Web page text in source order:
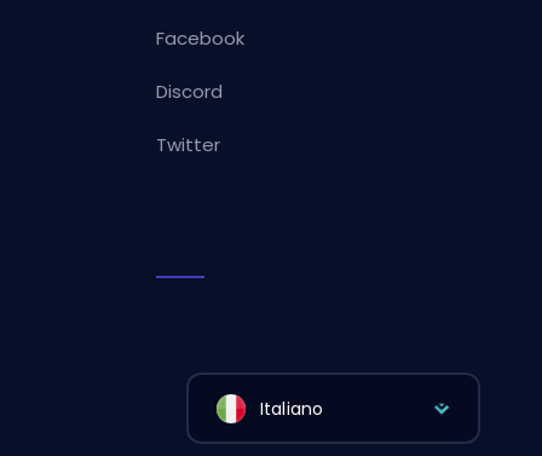
Facebook
Discord
Twitter
Italiano